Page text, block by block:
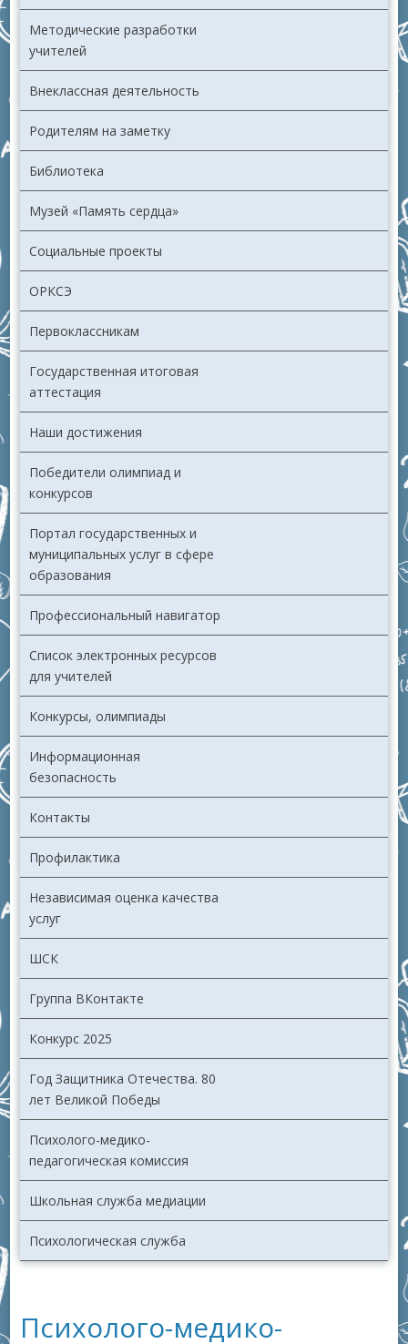
Методические разработки
учителей
Внеклассная деятельность
Родителям на заметку
Библиотека
Музей «Память сердца»
Социальные проекты
ОРКСЭ
Первоклассникам
Государственная итоговая
аттестация
Наши достижения
Победители олимпиад и
конкурсов
Портал государственных и
муниципальных услуг в сфере
образования
Профессиональный навигатор
Список электронных ресурсов
для учителей
Конкурсы, олимпиады
Информационная
безопасность
Контакты
Профилактика
Независимая оценка качества
услуг
ШСК
Группа ВКонтакте
Конкурс 2025
Год Защитника Отечества. 80
лет Великой Победы
Психолого-медико-
педагогическая комиссия
Школьная служба медиации
Психологическая служба
Психолого-медико-